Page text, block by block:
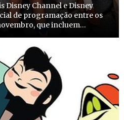
Disney Channel e Disney
de programação entre os
que incluem